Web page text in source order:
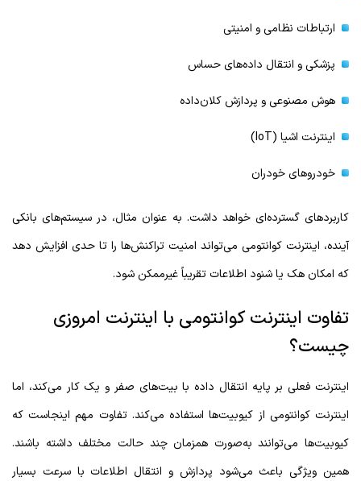
ارتباطات نظامی و امنیتی
پزشکی و انتقال داده‌های حساس
هوش مصنوعی و پردازش کلان‌داده
اینترنت اشیا (IoT)
خودروهای خودران
کاربردهای گسترده‌ای خواهد داشت. به عنوان مثال، در سیستم‌های بانکی
آینده، اینترنت کوانتومی می‌تواند امنیت تراکنش‌ها را تا حدی افزایش دهد
که امکان هک یا شنود اطلاعات تقریباً غیرممکن شود.
تفاوت اینترنت کوانتومی با اینترنت امروزی
چیست؟
اینترنت فعلی بر پایه انتقال داده با بیت‌های صفر و یک کار می‌کند، اما
اینترنت کوانتومی از کیوبیت‌ها استفاده می‌کند. تفاوت مهم اینجاست که
کیوبیت‌ها می‌توانند به‌صورت همزمان چند حالت مختلف داشته باشند.
همین ویژگی باعث می‌شود پردازش و انتقال اطلاعات با سرعت بسیار